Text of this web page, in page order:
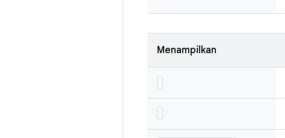
Menampilkan